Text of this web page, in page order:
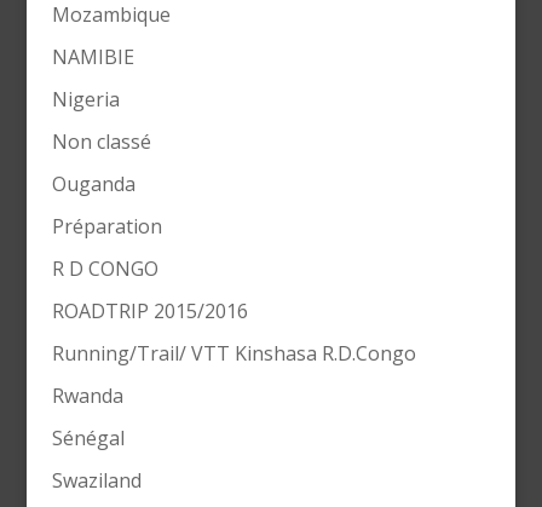
Mozambique
NAMIBIE
Nigeria
Non classé
Ouganda
Préparation
R D CONGO
ROADTRIP 2015/2016
Running/Trail/ VTT Kinshasa R.D.Congo
Rwanda
Sénégal
Swaziland